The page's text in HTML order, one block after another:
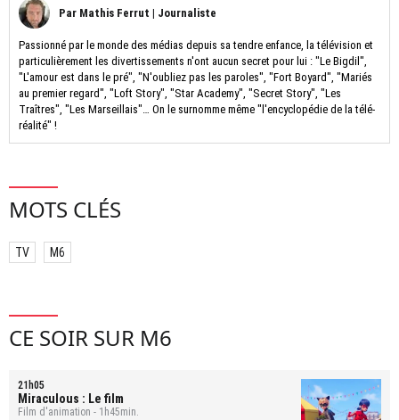
Par Mathis Ferrut | Journaliste
Passionné par le monde des médias depuis sa tendre enfance, la télévision et
particulièrement les divertissements n'ont aucun secret pour lui : "Le Bigdil",
"L'amour est dans le pré", "N'oubliez pas les paroles", "Fort Boyard", "Mariés
au premier regard", "Loft Story", "Star Academy", "Secret Story", "Les
Traîtres", "Les Marseillais"… On le surnomme même "l'encyclopédie de la télé-
réalité" !
MOTS CLÉS
TV M6
CE SOIR SUR M6
21h05
Miraculous : Le film
Film d'animation - 1h45min.